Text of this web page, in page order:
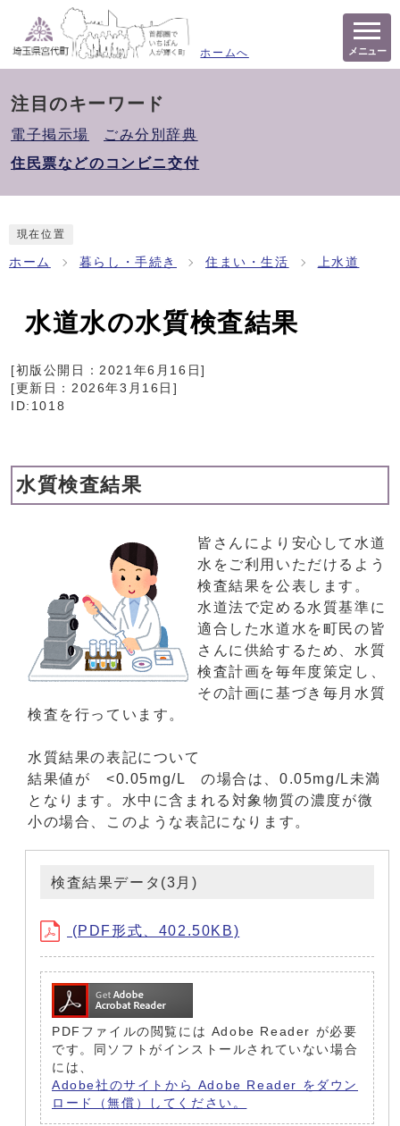
ホームへ メニュー
注目のキーワード
電子掲示場
ごみ分別辞典
住民票などのコンビニ交付
現在位置
ホーム 暮らし・手続き 住まい・生活 上水道
水道水の水質検査結果
[初版公開日：2021年6月16日]
[更新日： 2026年3月16日 ]
ID:1018
水質検査結果
皆さんにより安心して水道
水をご利用いただけるよう
検査結果を公表します。
水道法で定める水質基準に
適合した水道水を町民の皆
さんに供給するため、水質
検査計画を毎年度策定し、
その計画に基づき毎月水質
検査を行っています。
水質結果の表記について
結果値が <0.05mg/L の場合は、0.05mg/L未満
となります。水中に含まれる対象物質の濃度が微
小の場合、このような表記になります。
検査結果データ(3月)
(PDF形式、402.50KB)
PDFファイルの閲覧には Adobe Reader が必要
です。同ソフトがインストールされていない場合
には、
Adobe社のサイトから Adobe Reader をダウン
ロード（無償）してください。